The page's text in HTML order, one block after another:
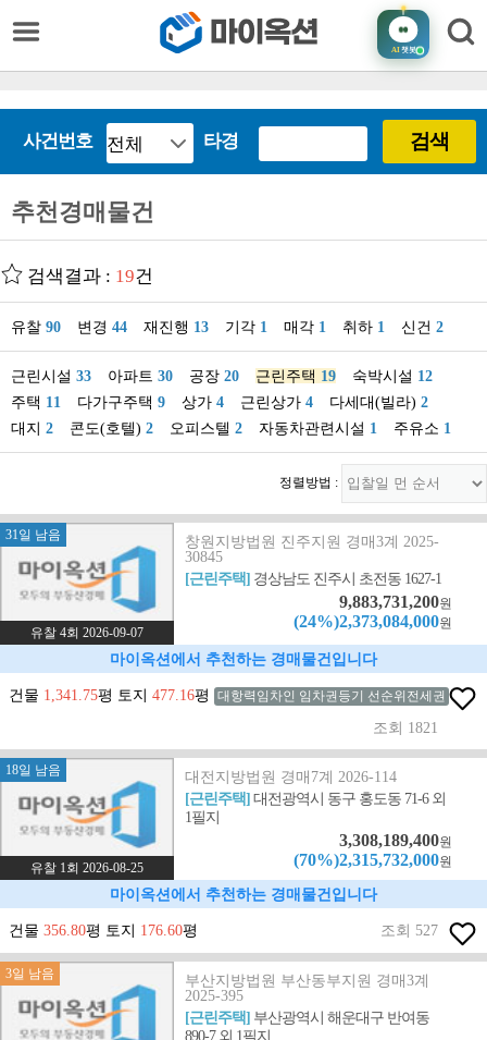
AI챗봇
사건번호 타경 검색
추천경매물건
검색결과 : 19건
유찰 90 변경 44 재진행 13 기각 1 매각 1 취하 1 신건 2
근린시설 33 아파트 30 공장 20 근린주택 19 숙박시설 12
주택 11 다가구주택 9 상가 4 근린상가 4 다세대(빌라) 2
대지 2 콘도(호텔) 2 오피스텔 2 자동차관련시설 1 주유소 1
정렬방법 :
31일 남음
유찰 4회 2026-09-07
창원지방법원 진주지원 경매3계 2025-
30845
[근린주택] 경상남도 진주시 초전동 1627-1
9,883,731,200원
(24%)2,373,084,000원
마이옥션에서 추천하는 경매물건입니다
건물 1,341.75평 토지 477.16평 대항력임차인 임차권등기 선순위전세권
조회 1821
18일 남음
유찰 1회 2026-08-25
대전지방법원 경매7계 2026-114
[근린주택]대전광역시 동구 홍도동 71-6 외
1필지
3,308,189,400원
(70%)2,315,732,000원
마이옥션에서 추천하는 경매물건입니다
건물 356.80평 토지 176.60평 조회 527
3일 남음
부산지방법원 부산동부지원 경매3계
2025-395
[근린주택] 부산광역시 해운대구 반여동
890-7 외 1필지